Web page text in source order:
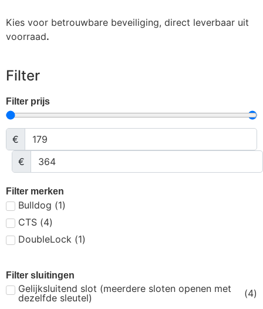
Kies voor betrouwbare beveiliging, direct leverbaar uit
voorraad.
Filter
Filter prijs
€
€
Filter merken
Bulldog (1)
CTS (4)
DoubleLock (1)
Filter sluitingen
Gelijksluitend slot (meerdere sloten openen met
dezelfde sleutel)
(4)